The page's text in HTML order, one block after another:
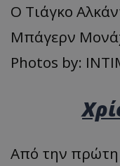
Ο Τιάγκο
Μπάγερν
Photos by:
Από την πρώτη